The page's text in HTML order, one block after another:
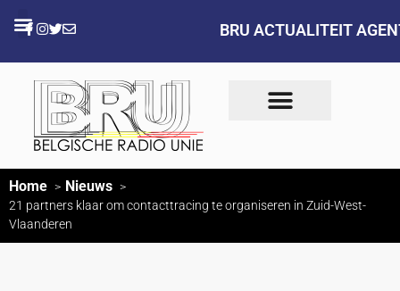
BRU ACTUALITEIT
Home Nieuws
21 partners klaar om contacttracing te organiseren in Zuid-West-
Vlaanderen